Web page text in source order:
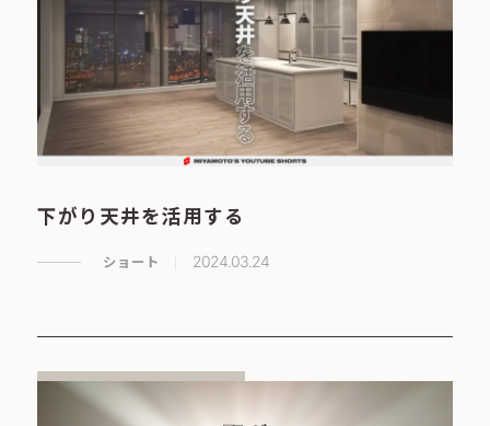
下がり天井を活用する
ショート 2024.03.24